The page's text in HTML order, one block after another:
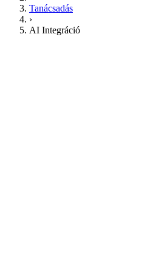
Tanácsadás
›
AI Integráció